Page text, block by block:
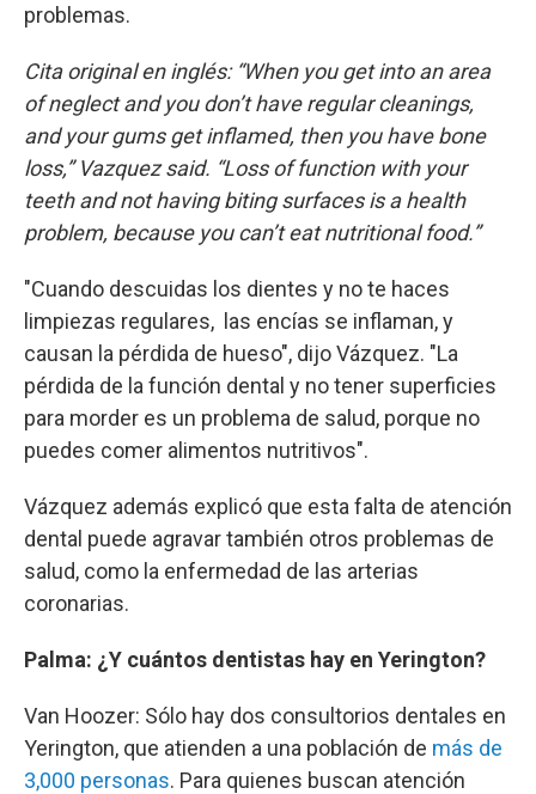
problemas.
Cita original en inglés: “When you get into an area
of neglect and you don’t have regular cleanings,
and your gums get inflamed, then you have bone
loss,” Vazquez said. “Loss of function with your
teeth and not having biting surfaces is a health
problem, because you can’t eat nutritional food.”
"Cuando descuidas los dientes y no te haces
limpiezas regulares, las encías se inflaman, y
causan la pérdida de hueso", dijo Vázquez. "La
pérdida de la función dental y no tener superficies
para morder es un problema de salud, porque no
puedes comer alimentos nutritivos".
Vázquez además explicó que esta falta de atención
dental puede agravar también otros problemas de
salud, como la enfermedad de las arterias
coronarias.
Palma: ¿Y cuántos dentistas hay en Yerington?
Van Hoozer: Sólo hay dos consultorios dentales en
Yerington, que atienden a una población de más de
3,000 personas. Para quienes buscan atención